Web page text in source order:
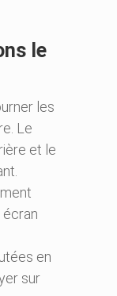
le
les
Le
et le
écran
en
sur